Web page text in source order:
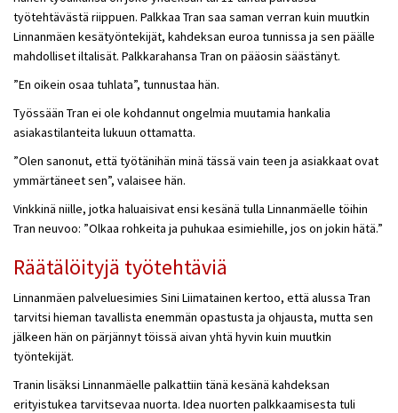
työtehtävästä riippuen. Palkkaa Tran saa saman verran kuin muutkin
Linnanmäen kesätyöntekijät, kahdeksan euroa tunnissa ja sen päälle
mahdolliset iltalisät. Palkkarahansa Tran on pääosin säästänyt.
”En oikein osaa tuhlata”, tunnustaa hän.
Työssään Tran ei ole kohdannut ongelmia muutamia hankalia
asiakastilanteita lukuun ottamatta.
”Olen sanonut, että työtänihän minä tässä vain teen ja asiakkaat ovat
ymmärtäneet sen”, valaisee hän.
Vinkkinä niille, jotka haluaisivat ensi kesänä tulla Linnanmäelle töihin
Tran neuvoo: ”Olkaa rohkeita ja puhukaa esimiehille, jos on jokin hätä.”
Räätälöityjä työtehtäviä
Linnanmäen palveluesimies Sini Liimatainen kertoo, että alussa Tran
tarvitsi hieman tavallista enemmän opastusta ja ohjausta, mutta sen
jälkeen hän on pärjännyt töissä aivan yhtä hyvin kuin muutkin
työntekijät.
Tranin lisäksi Linnanmäelle palkattiin tänä kesänä kahdeksan
erityistukea tarvitsevaa nuorta. Idea nuorten palkkaamisesta tuli